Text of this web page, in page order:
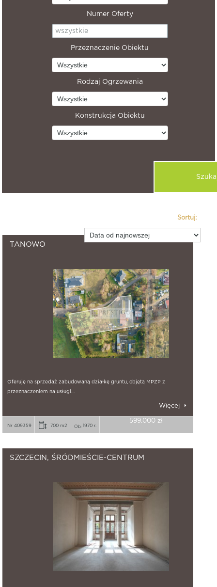
Numer Oferty
Przeznaczenie Obiektu
Rodzaj Ogrzewania
Konstrukcja Obiektu
Sortuj:
TANOWO
Oferuję na sprzedaż zabudowaną działkę gruntu, objętą MPZP z
przeznaczeniem na usługi…
Więcej
Nr 409359 700 m2 1970 r.
599.000 zł
SZCZECIN, ŚRÓDMIEŚCIE-CENTRUM